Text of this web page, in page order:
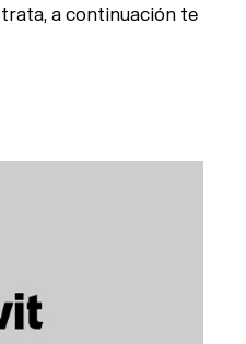
a continuación te